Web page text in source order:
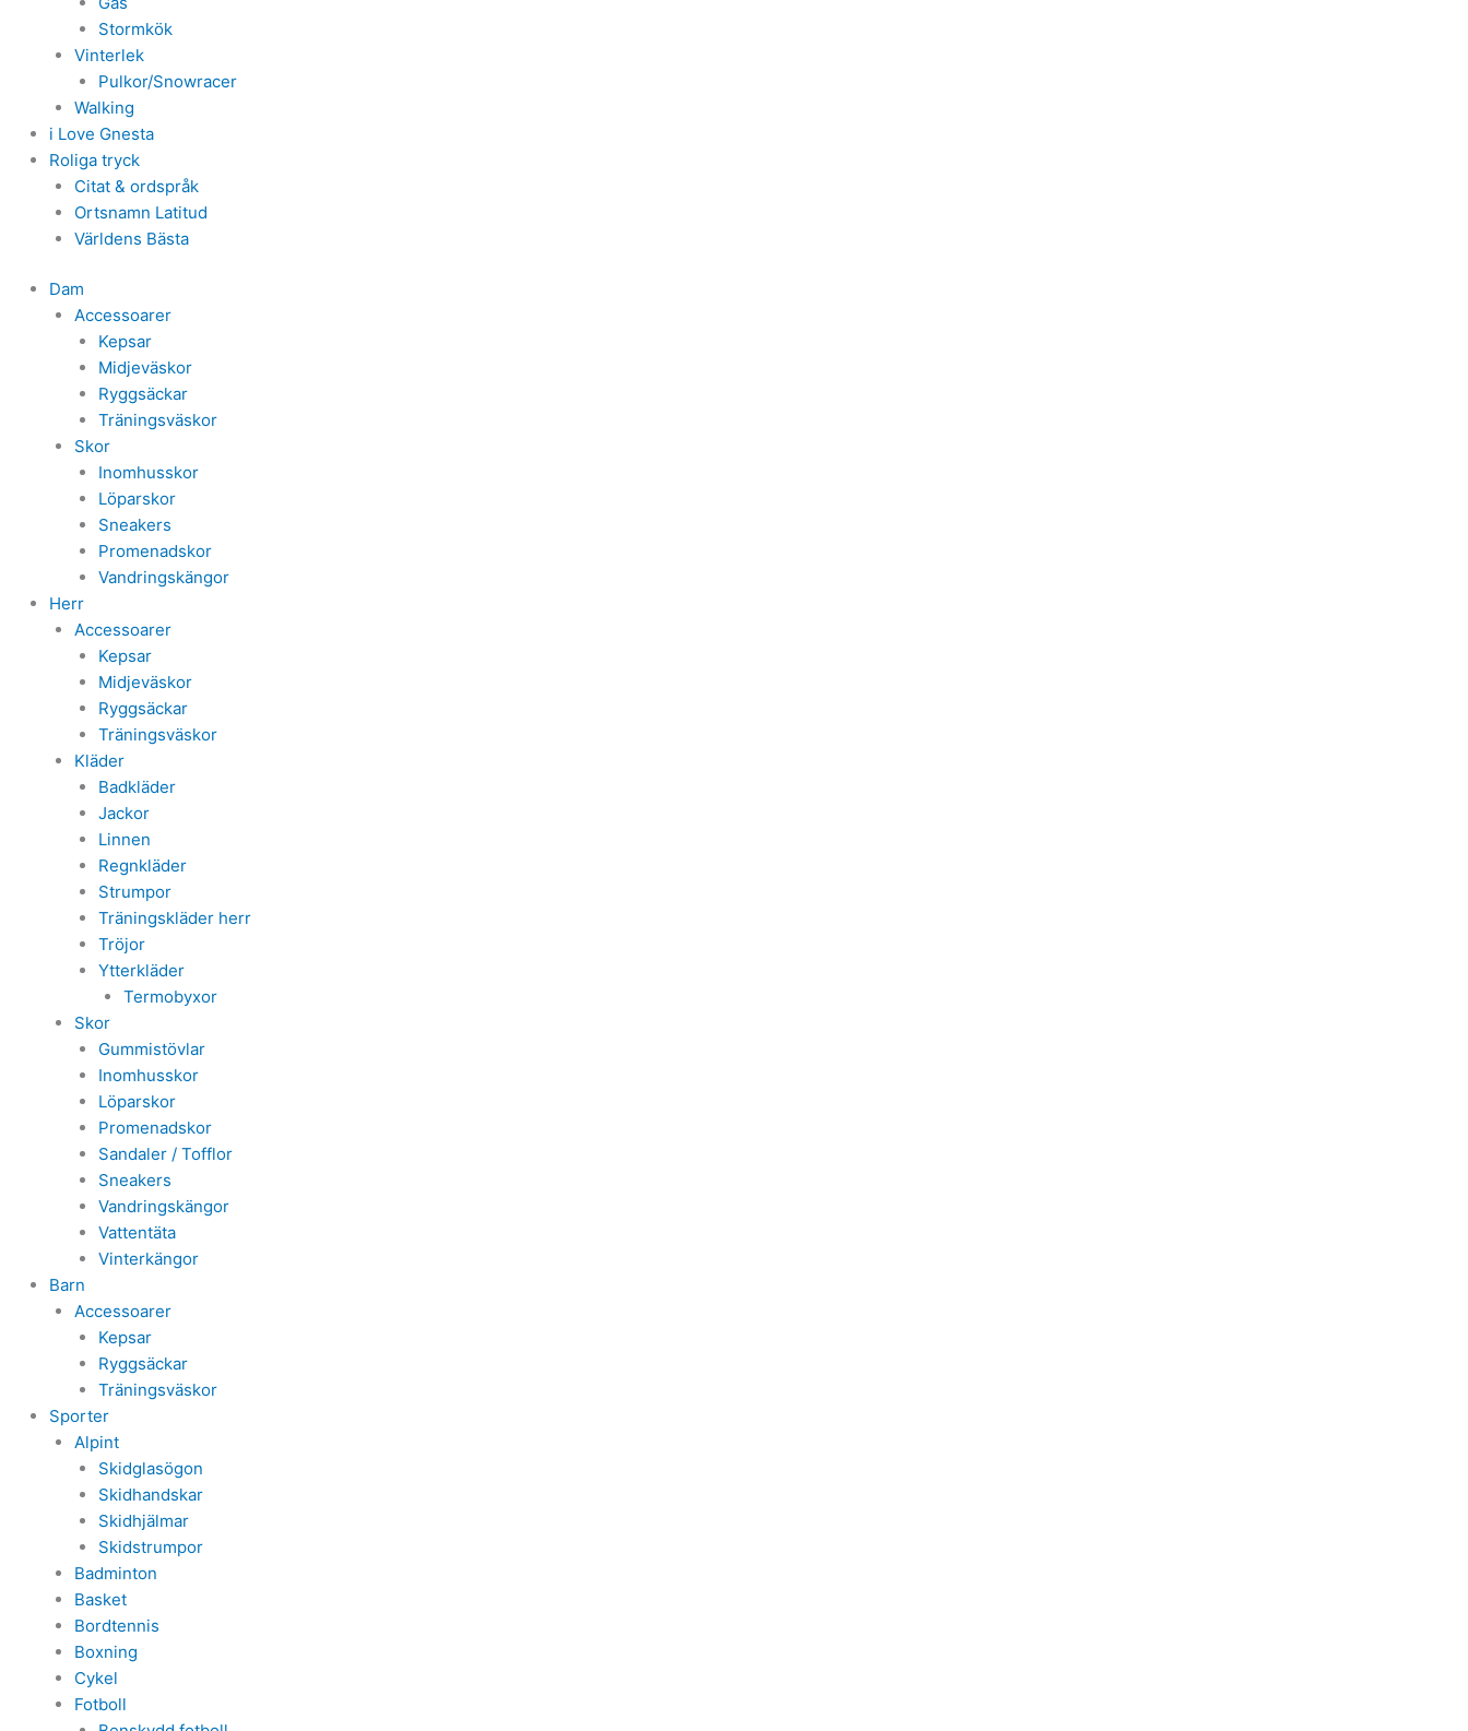
Stormkök
Vinterlek
Pulkor/Snowracer
Walking
i Love Gnesta
Roliga tryck
Citat & ordspråk
Ortsnamn Latitud
Världens Bästa
Dam
Accessoarer
Kepsar
Midjeväskor
Ryggsäckar
Träningsväskor
Skor
Inomhusskor
Löparskor
Sneakers
Promenadskor
Vandringskängor
Herr
Accessoarer
Kepsar
Midjeväskor
Ryggsäckar
Träningsväskor
Kläder
Badkläder
Jackor
Linnen
Regnkläder
Strumpor
Träningskläder herr
Tröjor
Ytterkläder
Termobyxor
Skor
Gummistövlar
Inomhusskor
Löparskor
Promenadskor
Sandaler / Tofflor
Sneakers
Vandringskängor
Vattentäta
Vinterkängor
Barn
Accessoarer
Kepsar
Ryggsäckar
Träningsväskor
Sporter
Alpint
Skidglasögon
Skidhandskar
Skidhjälmar
Skidstrumpor
Badminton
Basket
Bordtennis
Boxning
Cykel
Fotboll